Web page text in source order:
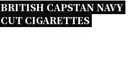
BRITISH CAPSTAN NAVY
CUT CIGARETTES